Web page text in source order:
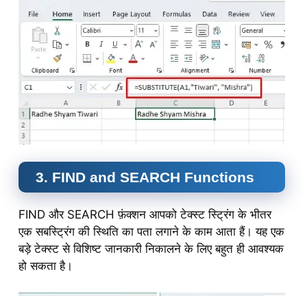
3. FIND and SEARCH Functions
FIND और SEARCH फ़ंक्शन आपको टेक्स्ट स्ट्रिंग के भीतर
एक सबस्ट्रिंग की स्थिति का पता लगाने के काम आता हैं। यह एक
बड़े टेक्स्ट से विशिष्ट जानकारी निकालने के लिए बहुत ही आवश्यक
हो सकता है।